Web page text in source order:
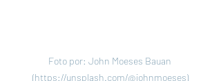
Foto por: John Moeses Bauan
(https://unsplash.com/@johnmoeses)